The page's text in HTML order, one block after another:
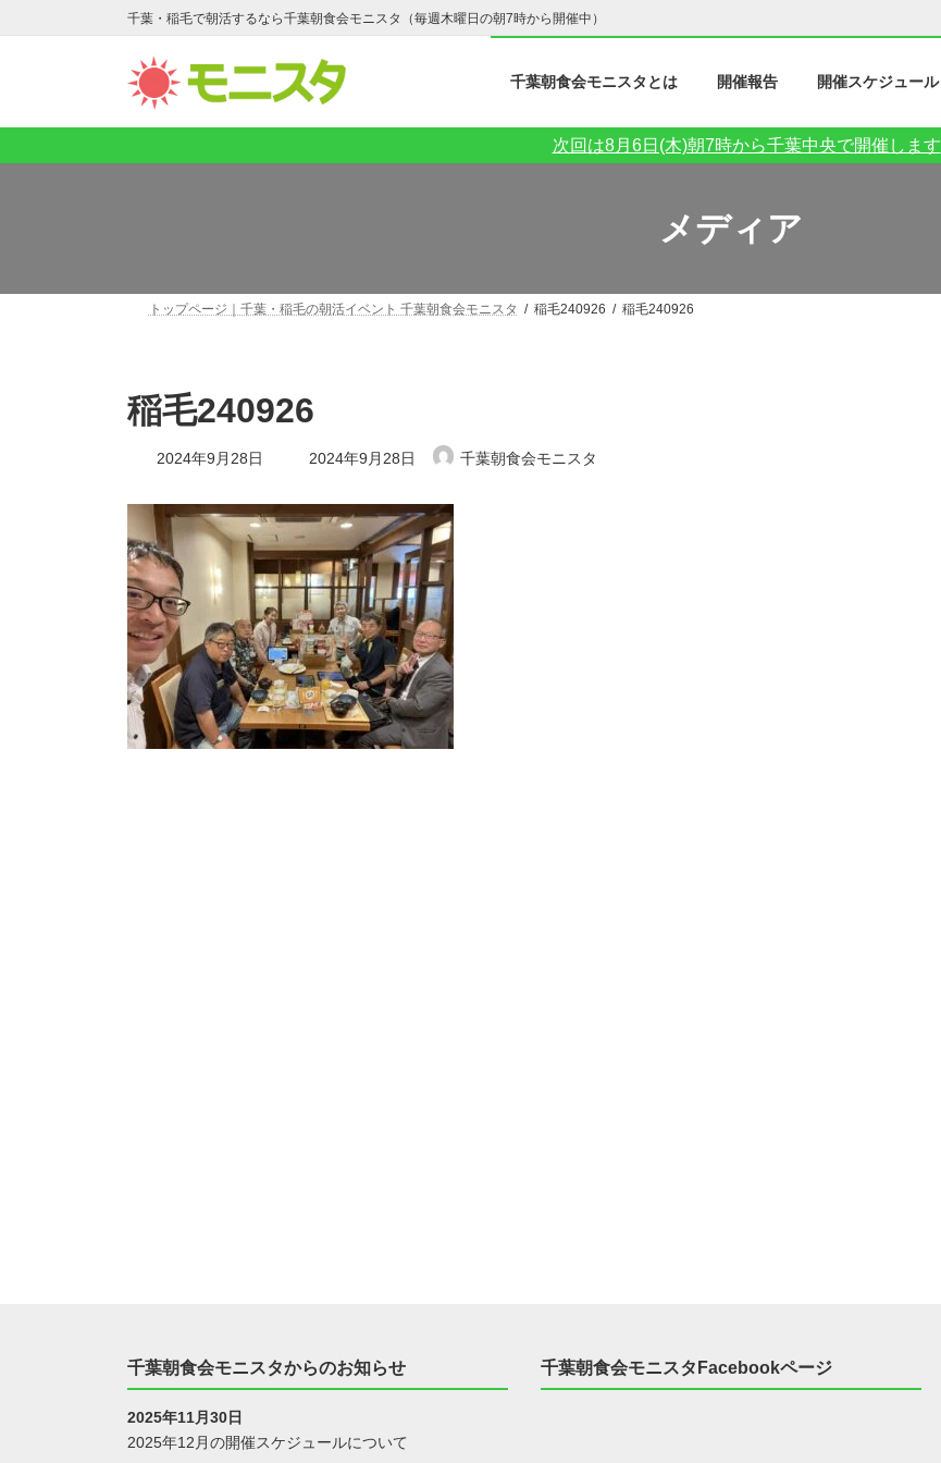
ン
へ
キ
ビ
ョ
に
千葉・稲毛で朝活するなら千葉朝食会モニスタ（毎週木曜日の朝7時から開催中）
千葉朝食会モニスタとは 開催報告 開催スケジュール
次回は8月6日(木)朝7時から千葉中央で開催します
メディア
トップページ｜千葉・稲毛の朝活イベント 千葉朝食会モニスタ 稲毛240926 稲毛240926
稲毛240926
2024年9月28日
最
終
新
日
時
:
2024年9月28日 千葉朝食会モニスタ
千葉朝食会モニスタからのお知らせ
2025年11月30日
2025年12月の開催スケジュールについて
千葉朝食会モニスタFacebookページ